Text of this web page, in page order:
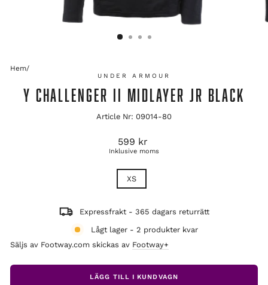
Hem/
UNDER ARMOUR
Y CHALLENGER II MIDLAYER JR BLACK
Article Nr: 09014-80
Ordinarie
pris
599 kr
Inklusive moms
XS
Expressfrakt - 365 dagars returrätt
Lågt lager - 2 produkter kvar
Säljs av Footway.com skickas av Footway+
LÄGG TILL I KUNDVAGN